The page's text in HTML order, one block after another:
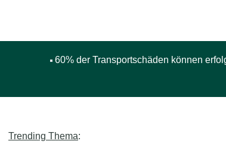
60% der Transportschäden können
Trending Thema: